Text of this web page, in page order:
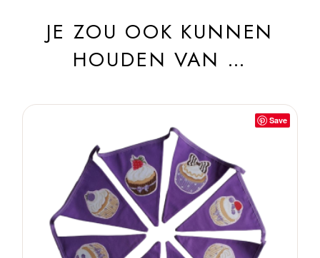
JE ZOU OOK KUNNEN
HOUDEN VAN …
Save